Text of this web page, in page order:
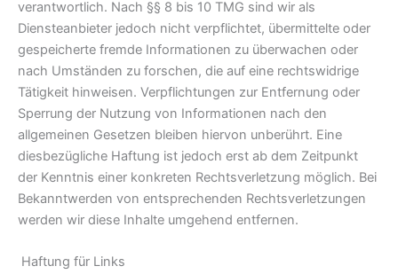
verantwortlich. Nach §§ 8 bis 10 TMG sind wir als
Diensteanbieter jedoch nicht verpflichtet, übermittelte oder
gespeicherte fremde Informationen zu überwachen oder
nach Umständen zu forschen, die auf eine rechtswidrige
Tätigkeit hinweisen. Verpflichtungen zur Entfernung oder
Sperrung der Nutzung von Informationen nach den
allgemeinen Gesetzen bleiben hiervon unberührt. Eine
diesbezügliche Haftung ist jedoch erst ab dem Zeitpunkt
der Kenntnis einer konkreten Rechtsverletzung möglich. Bei
Bekanntwerden von entsprechenden Rechtsverletzungen
werden wir diese Inhalte umgehend entfernen.
Haftung für Links